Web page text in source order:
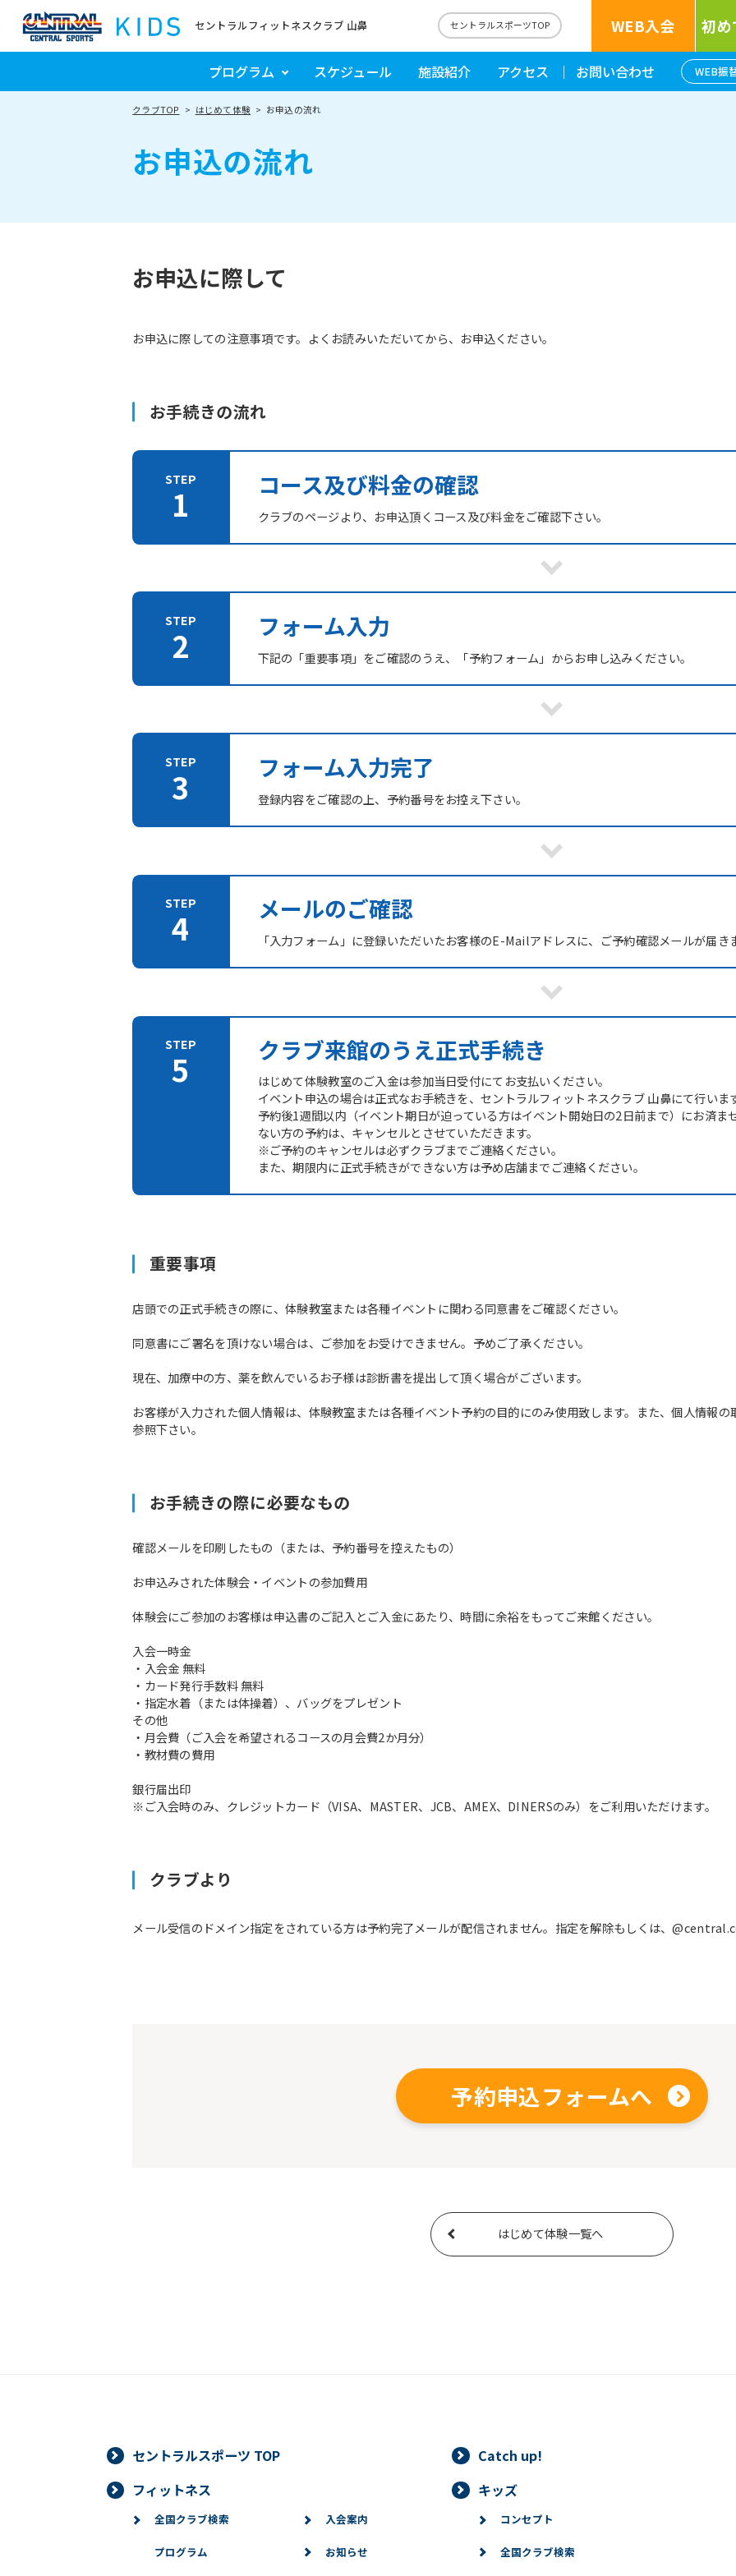
セントラルフィットネスクラブ 山鼻 セントラルスポーツTOP WEB入会 初め
プログラム スケジュール 施設紹介 アクセス お問い合わせ WEB振
クラブTOP はじめて体験 お申込の流れ
お申込の流れ
お申込に際して
お申込に際しての注意事項です。よくお読みいただいてから、お申込ください。
お手続きの流れ
コース及び料金の確認
クラブのページより、お申込頂くコース及び料金をご確認下さい。
フォーム入力
下記の「重要事項」をご確認のうえ、「予約フォーム」からお申し込みください。
フォーム入力完了
登録内容をご確認の上、予約番号をお控え下さい。
メールのご確認
「入力フォーム」に登録いただいたお客様のE-Mailアドレスに、ご予約確認メールが届き
クラブ来館のうえ正式手続き
はじめて体験教室のご入金は参加当日受付にてお支払いください。
イベント申込の場合は正式なお手続きを、セントラルフィットネスクラブ 山鼻にて行いま
予約後1週間以内（イベント期日が迫っている方はイベント開始日の2日前まで）にお済ま
ない方の予約は、キャンセルとさせていただきます。
※ご予約のキャンセルは必ずクラブまでご連絡ください。
また、期限内に正式手続きができない方は予め店舗までご連絡ください。
重要事項
店頭での正式手続きの際に、体験教室または各種イベントに関わる同意書をご確認ください。
同意書にご署名を頂けない場合は、ご参加をお受けできません。予めご了承ください。
現在、加療中の方、薬を飲んでいるお子様は診断書を提出して頂く場合がございます。
お客様が入力された個人情報は、体験教室または各種イベント予約の目的にのみ使用致します。また、個人情報の
参照下さい。
お手続きの際に必要なもの
確認メールを印刷したもの（または、予約番号を控えたもの）
お申込みされた体験会・イベントの参加費用
体験会にご参加のお客様は申込書のご記入とご入金にあたり、時間に余裕をもってご来館ください。
入会一時金
・入会金 無料
・カード発行手数料 無料
・指定水着（または体操着）、バッグをプレゼント
その他
・月会費（ご入会を希望されるコースの月会費2か月分）
・教材費の費用
銀行届出印
※ご入会時のみ、クレジットカード（VISA、MASTER、JCB、AMEX、DINERSのみ）をご利用いただけます。
クラブより
メール受信のドメイン指定をされている方は予約完了メールが配信されません。指定を解除もしくは、
予約申込フォームへ
はじめて体験一覧へ
For foreigners
Central Sports official website is
automatically translated into
English. Click the link below (start
automatic translation) to return to
The translation may differ from the
セントラルスポーツ TOP
Catch up!
フィットネス
全国クラブ検索
プログラム
入会案内
お知らせ
キッズ
コンセプト
全国クラブ検索